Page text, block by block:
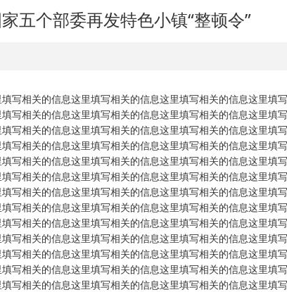
五个部委再发特色小镇“整顿令”
写相关的信息这里填写相关的信息这里填写相关的信息这里填
写相关的信息这里填写相关的信息这里填写相关的信息这里填
写相关的信息这里填写相关的信息这里填写相关的信息这里填
写相关的信息这里填写相关的信息这里填写相关的信息这里填
写相关的信息这里填写相关的信息这里填写相关的信息这里填
写相关的信息这里填写相关的信息这里填写相关的信息这里填
写相关的信息这里填写相关的信息这里填写相关的信息这里填
写相关的信息这里填写相关的信息这里填写相关的信息这里填
写相关的信息这里填写相关的信息这里填写相关的信息这里填
写相关的信息这里填写相关的信息这里填写相关的信息这里填
写相关的信息这里填写相关的信息这里填写相关的信息这里填
写相关的信息这里填写相关的信息这里填写相关的信息这里填
写相关的信息这里填写相关的信息这里填写相关的信息这里填